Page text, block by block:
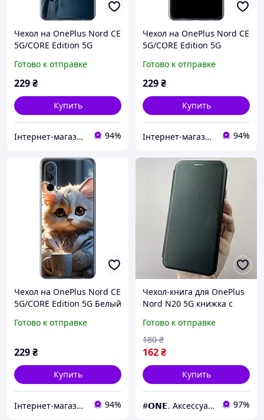
Чехол на OnePlus Nord CE
5G/CORE Edition 5G
3484-43756"
Готово к отправке
229₴
Купить
Інтернет-магазин "Easy shopping" 94%
Чехол на OnePlus Nord CE
5G/CORE Edition 5G
3484-43756"
Готово к отправке
229₴
Купить
Інтернет-магазин "Easy shopping" 94%
Чехол на OnePlus Nord CE
5G/CORE Edition 5G Белый
Готово к отправке
229₴
Купить
Інтернет-магазин "Easy shopping" 94%
Чехол-книга для OnePlus
Nord N20 5G книжка с
ван плюс норд н20 5г
черная stn
Готово к отправке
162₴
180 ₴
Купить
#𝗢𝗡𝗘. Аксессуары к смартфонам 97%